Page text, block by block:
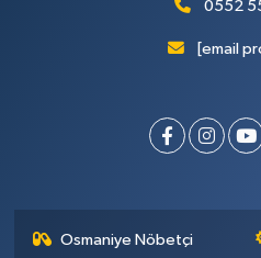
0552
[email
Osmaniye Nöbetçi